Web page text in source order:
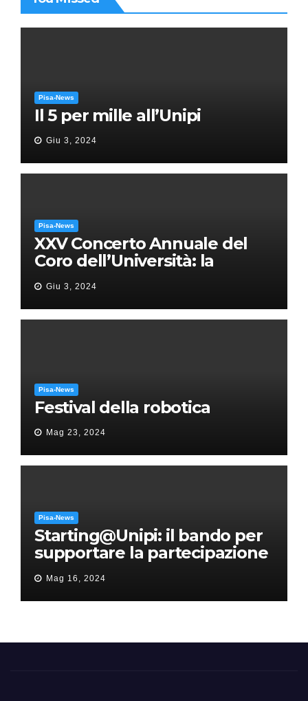
Pisa-News
Il 5 per mille all’Unipi
Giu 3, 2024
Pisa-News
XXV Concerto Annuale del
Coro dell’Università: la
“Messa in gloria” di Giacomo
Puccini
Giu 3, 2024
Pisa-News
Festival della robotica
Mag 23, 2024
Pisa-News
Starting@Unipi: il bando per
supportare la partecipazione
all’ERC Starting Grant
Mag 16, 2024